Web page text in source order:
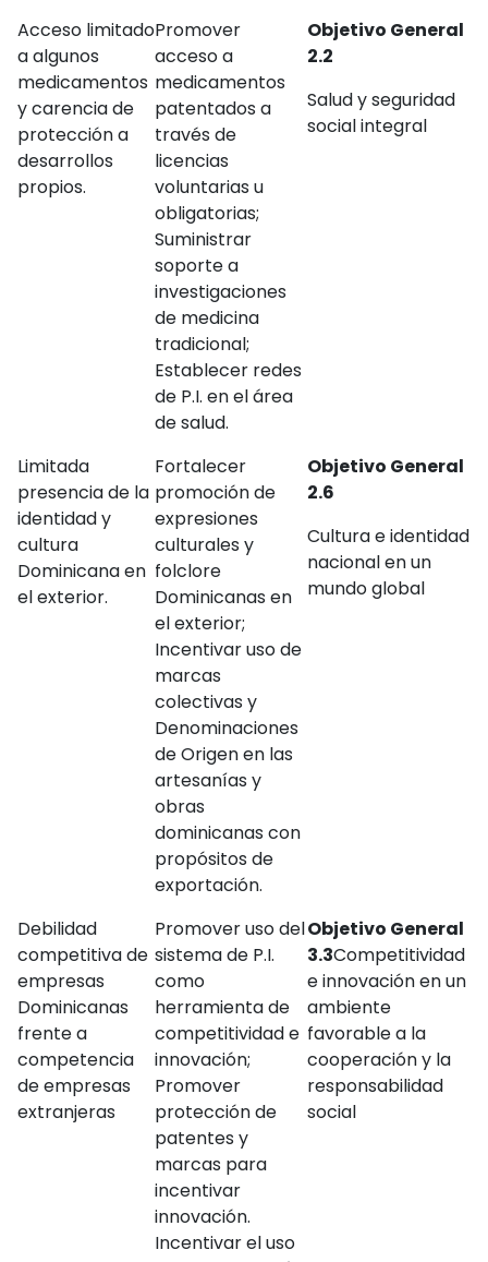
Acceso limitado
a algunos
medicamentos
y carencia de
protección a
desarrollos
propios.
Promover
acceso a
medicamentos
patentados a
través de
licencias
voluntarias u
obligatorias;
Suministrar
soporte a
investigaciones
de medicina
tradicional;
Establecer redes
de P.I. en el área
de salud.
Objetivo General
2.2
Salud y seguridad
social integral
Limitada
presencia de la
identidad y
cultura
Dominicana en
el exterior.
Fortalecer
promoción de
expresiones
culturales y
folclore
Dominicanas en
el exterior;
Incentivar uso de
marcas
colectivas y
Denominaciones
de Origen en las
artesanías y
obras
dominicanas con
propósitos de
exportación.
Objetivo General
2.6
Cultura e identidad
nacional en un
mundo global
Debilidad
competitiva de
empresas
Dominicanas
frente a
competencia
de empresas
extranjeras
Promover uso del
sistema de P.I.
como
herramienta de
competitividad e
innovación;
Promover
protección de
patentes y
marcas para
incentivar
innovación.
Incentivar el uso
Objetivo General
3.3Competitividad
e innovación en un
ambiente
favorable a la
cooperación y la
responsabilidad
social